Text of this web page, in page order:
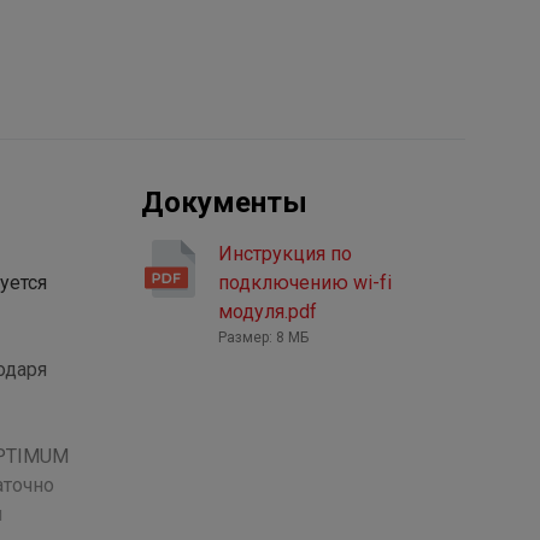
Документы
Инструкция по
подключению wi-fi
модуля.pdf
Размер: 8 МБ